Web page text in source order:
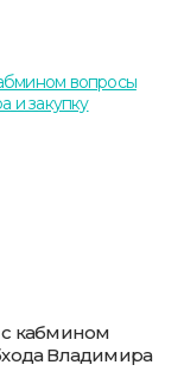
с кабмином
Владимира